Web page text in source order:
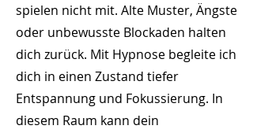
spielen nicht mit. Alte Muster, Ängste
oder unbewusste Blockaden halten
dich zurück. Mit Hypnose begleite ich
dich in einen Zustand tiefer
Entspannung und Fokussierung. In
diesem Raum kann dein